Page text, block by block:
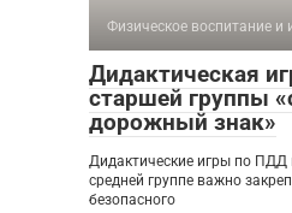
Физическое воспитание и
Дидактическая
старшей группы
дорожный знак»
Дидактические игры по ПДД
средней группе важно
безопасного